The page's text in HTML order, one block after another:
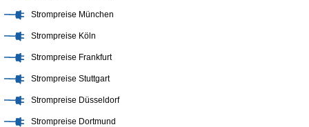
Strompreise München
Strompreise Köln
Strompreise Frankfurt
Strompreise Stuttgart
Strompreise Düsseldorf
Strompreise Dortmund